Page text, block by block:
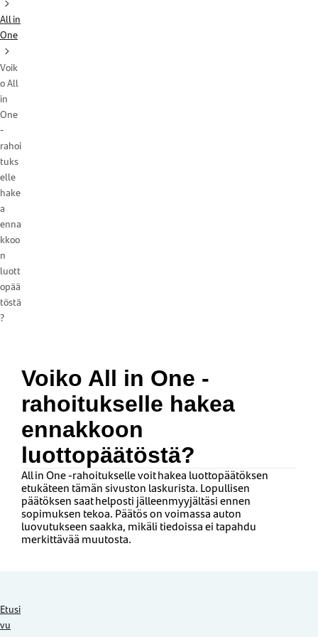
All in
One
Voik
o All
in
One
-
rahoi
tuks
elle
hake
a
enna
kkoo
n
luott
opää
töstä
?
Voiko All in One -
rahoitukselle hakea
ennakkoon
luottopäätöstä?
All in One -rahoitukselle voit hakea luottopäätöksen
etukäteen tämän sivuston laskurista. Lopullisen
päätöksen saat helposti jälleenmyyjältäsi ennen
sopimuksen tekoa. Päätös on voimassa auton
luovutukseen saakka, mikäli tiedoissa ei tapahdu
merkittävää muutosta.
Etusi
vu